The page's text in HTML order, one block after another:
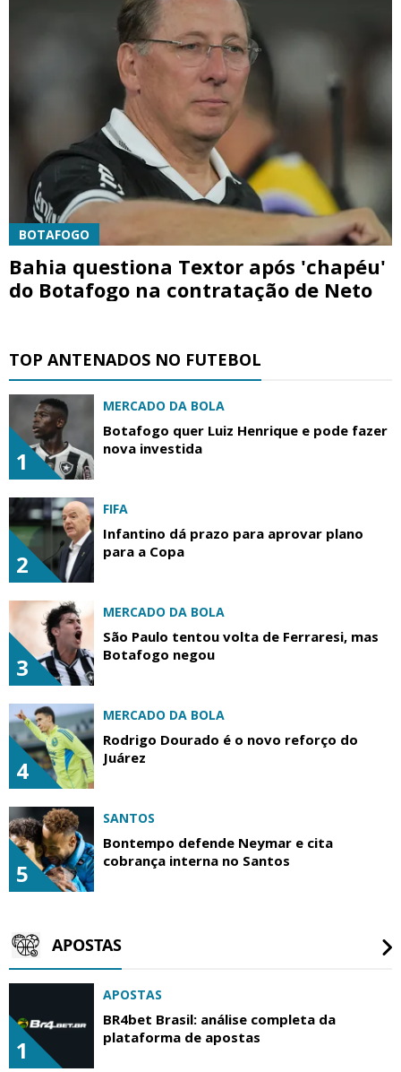
BOTAFOGO
Bahia questiona Textor após 'chapéu'
do Botafogo na contratação de Neto
TOP ANTENADOS NO FUTEBOL
1
MERCADO DA BOLA
Botafogo quer Luiz Henrique e pode fazer
nova investida
2
FIFA
Infantino dá prazo para aprovar plano
para a Copa
3
MERCADO DA BOLA
São Paulo tentou volta de Ferraresi, mas
Botafogo negou
4
MERCADO DA BOLA
Rodrigo Dourado é o novo reforço do
Juárez
5
SANTOS
Bontempo defende Neymar e cita
cobrança interna no Santos
APOSTAS
1
APOSTAS
BR4bet Brasil: análise completa da
plataforma de apostas